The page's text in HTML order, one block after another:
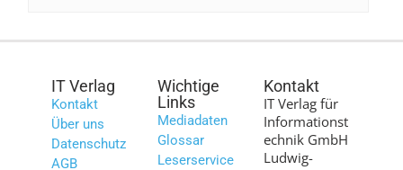
IT Verlag
Kontakt
Über uns
Datenschutz
AGB
Wichtige
Links
Mediadaten
Glossar
Leserservice
Kontakt
IT Verlag für
Informationst
echnik GmbH
Ludwig-